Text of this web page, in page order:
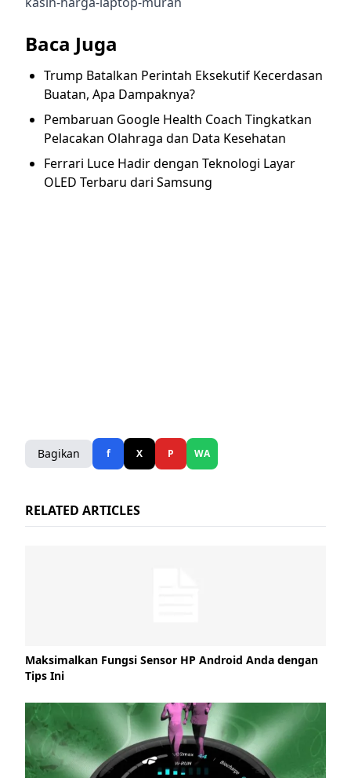
Baca Juga
Trump Batalkan Perintah Eksekutif Kecerdasan
Buatan, Apa Dampaknya?
Pembaruan Google Health Coach Tingkatkan
Pelacakan Olahraga dan Data Kesehatan
Ferrari Luce Hadir dengan Teknologi Layar
OLED Terbaru dari Samsung
Bagikan f X P WA
RELATED ARTICLES
Maksimalkan Fungsi Sensor HP Android Anda dengan
Tips Ini